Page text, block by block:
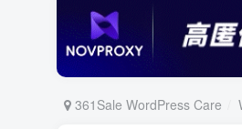
361Sale WordPress Care